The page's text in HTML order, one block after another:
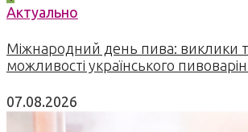
Актуально
Міжнародний день пива: виклики
можливості українського
07.08.2026